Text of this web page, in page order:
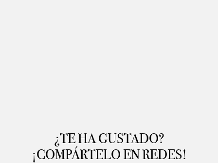
¿TE HA GUSTADO?
¡COMPÁRTELO EN REDES!